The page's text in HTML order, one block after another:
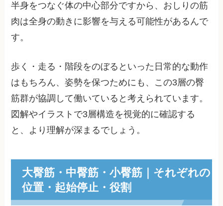
半身をつなぐ体の中心部分ですから、おしりの筋
肉は全身の動きに影響を与える可能性があるんで
す。
歩く・走る・階段をのぼるといった日常的な動作
はもちろん、姿勢を保つためにも、この3層の臀
筋群が協調して働いていると考えられています。
図解やイラストで3層構造を視覚的に確認する
と、より理解が深まるでしょう。
大臀筋・中臀筋・小臀筋｜それぞれの
位置・起始停止・役割